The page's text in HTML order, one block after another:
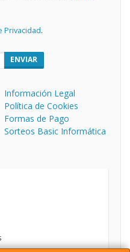
Privacidad.
ENVIAR
Información Legal
Política de Cookies
Formas de Pago
Sorteos Basic Informática